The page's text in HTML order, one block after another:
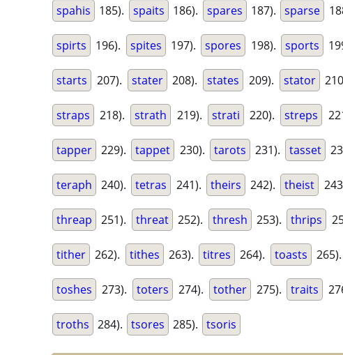
spahis 185). spaits 186). spares 187). sparse
spirts 196). spites 197). spores 198). sports
starts 207). stater 208). states 209). stator
straps 218). strath 219). strati 220). streps
tapper 229). tappet 230). tarots 231). tasset
teraph 240). tetras 241). theirs 242). theist
threap 251). threat 252). thresh 253). thrips
tither 262). tithes 263). titres 264). toasts 265).
toshes 273). toters 274). tother 275). traits
troths 284). tsores 285). tsoris